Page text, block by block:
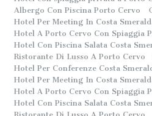
Albergo Con Piscina Porto Cervo
Hotel Per Meeting In Costa
Hotel A Porto Cervo Con Spiaggia
Hotel Con Piscina Salata Costa
Ristorante Di Lusso A Porto Cervo
Hotel Per Conferenze Costa
Hotel Per Meeting In Costa
Hotel A Porto Cervo Con Spiaggia
Hotel Con Piscina Salata Costa